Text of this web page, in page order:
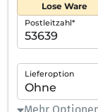
Lose Ware
Postleitzahl*
Lieferoption